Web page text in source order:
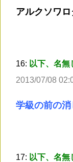
アルクソワロ
16: 以下、名
2013/07/08
学級の前の
17: 以下、名